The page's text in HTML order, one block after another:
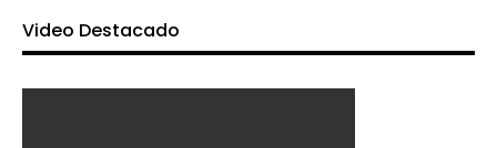
Video Destacado